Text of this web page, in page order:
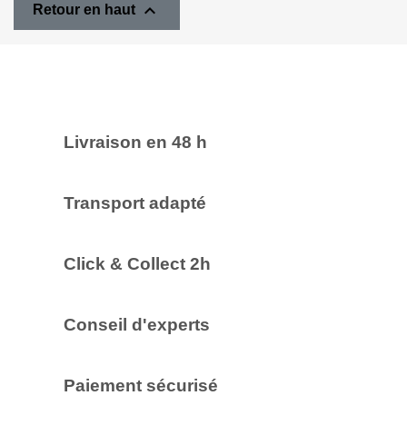
Retour en haut 
Livraison en 48 h
Transport adapté
Click & Collect 2h
Conseil d'experts
Paiement sécurisé